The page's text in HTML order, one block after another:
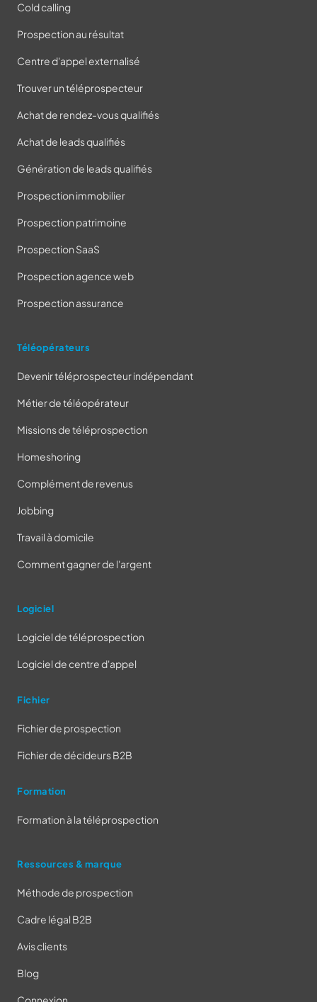
Cold calling
Prospection au résultat
Centre d'appel externalisé
Trouver un téléprospecteur
Achat de rendez-vous qualifiés
Achat de leads qualifiés
Génération de leads qualifiés
Prospection immobilier
Prospection patrimoine
Prospection SaaS
Prospection agence web
Prospection assurance
Téléopérateurs
Devenir téléprospecteur indépendant
Métier de téléopérateur
Missions de téléprospection
Homeshoring
Complément de revenus
Jobbing
Travail à domicile
Comment gagner de l'argent
Logiciel
Logiciel de téléprospection
Logiciel de centre d'appel
Fichier
Fichier de prospection
Fichier de décideurs B2B
Formation
Formation à la téléprospection
Ressources & marque
Méthode de prospection
Cadre légal B2B
Avis clients
Blog